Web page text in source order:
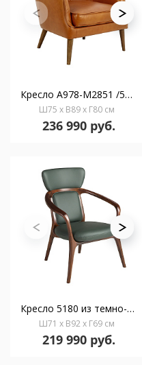
Кресло A978-M2851 /5053
Ш75 x В89 x Г80 см
236 990 руб.
Кресло 5180 из темно-зеленой экокожи
Ш71 x В92 x Г69 см
219 990 руб.